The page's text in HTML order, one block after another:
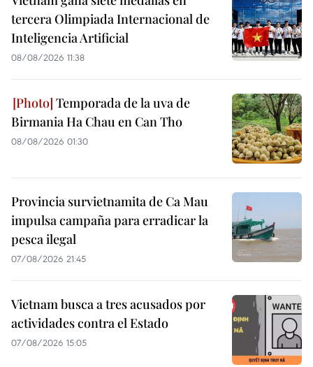
tercera Olimpiada Internacional de
Inteligencia Artificial
08/08/2026 11:38
Temporada de la uva de
Birmania Ha Chau en Can Tho
08/08/2026 01:30
Provincia survietnamita de Ca Mau
impulsa campaña para erradicar la
pesca ilegal
07/08/2026 21:45
Vietnam busca a tres acusados por
actividades contra el Estado
07/08/2026 15:05